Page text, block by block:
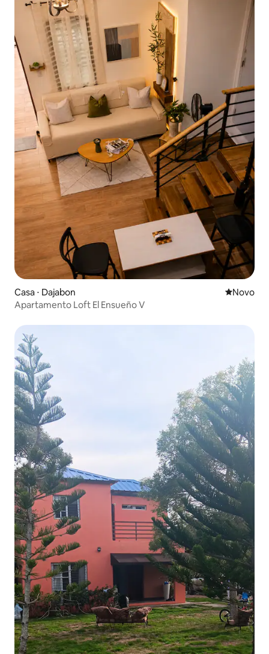
Casa ⋅ Dajabon Novo
Novo
Apartamento Loft El Ensueño V